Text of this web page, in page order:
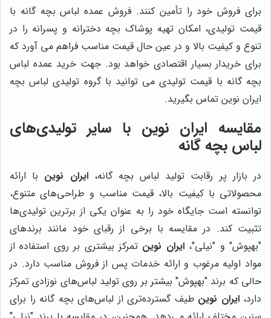
برای فروش خود را تأمین کنند. فروش عمده لباس بچه گانه با
قیمت تولیدی، امکان تهیه پوشاک بچه دخترانه و پسرانه را در
تنوع و کیفیت بالا و در عین حال قیمت مناسب فراهم می آورد که
برای خریدار بسیار اقتصادی خواهد بود. جهت خرید عمده لباس
بچه گانه با قیمت تولیدی می توانید با گروه تولیدی لباس بچه
ایران نوین تماس بگیرید.
مقایسه ایران نوین با سایر تولیدی‌های
لباس بچه گانه
در بازار پر رقابت تولید لباس بچه گانه،ایران نوین با ارائه
محصولاتی با کیفیت بالا، قیمت مناسب و طراحی‌های متنوع،
توانسته است جایگاه خود را به عنوان یکی از برترین تولیدی‌ها
تثبیت کند. در مقایسه با برخی از رقبای خود مانند برندهای
"بهپوش" و "نیلی"،ایران نوین تمرکز بیشتری بر روی استفاده از
مواد اولیه مرغوب و ارائه خدمات پس از فروش مناسب دارد. در
حالی که برند "بهپوش" بیشتر بر روی تولید لباس‌های نوزادی تمرکز
دارد،ایران نوین طیف گسترده‌تری از لباس‌های بچه گانه را برای